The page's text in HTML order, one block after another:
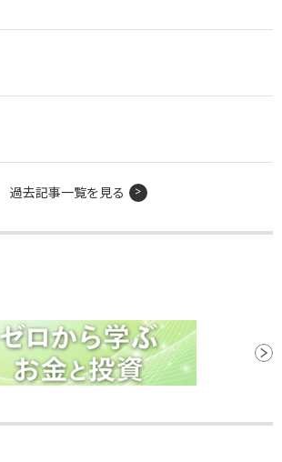
過去記事一覧を見る